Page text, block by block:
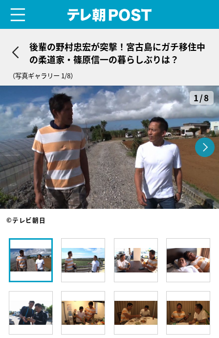
後輩の野村忠宏が突撃！宮古島にガチ移住中
の柔道家・篠原信一の暮らしぶりは？
（写真ギャラリー 1/8）
1/8
©テレビ朝日